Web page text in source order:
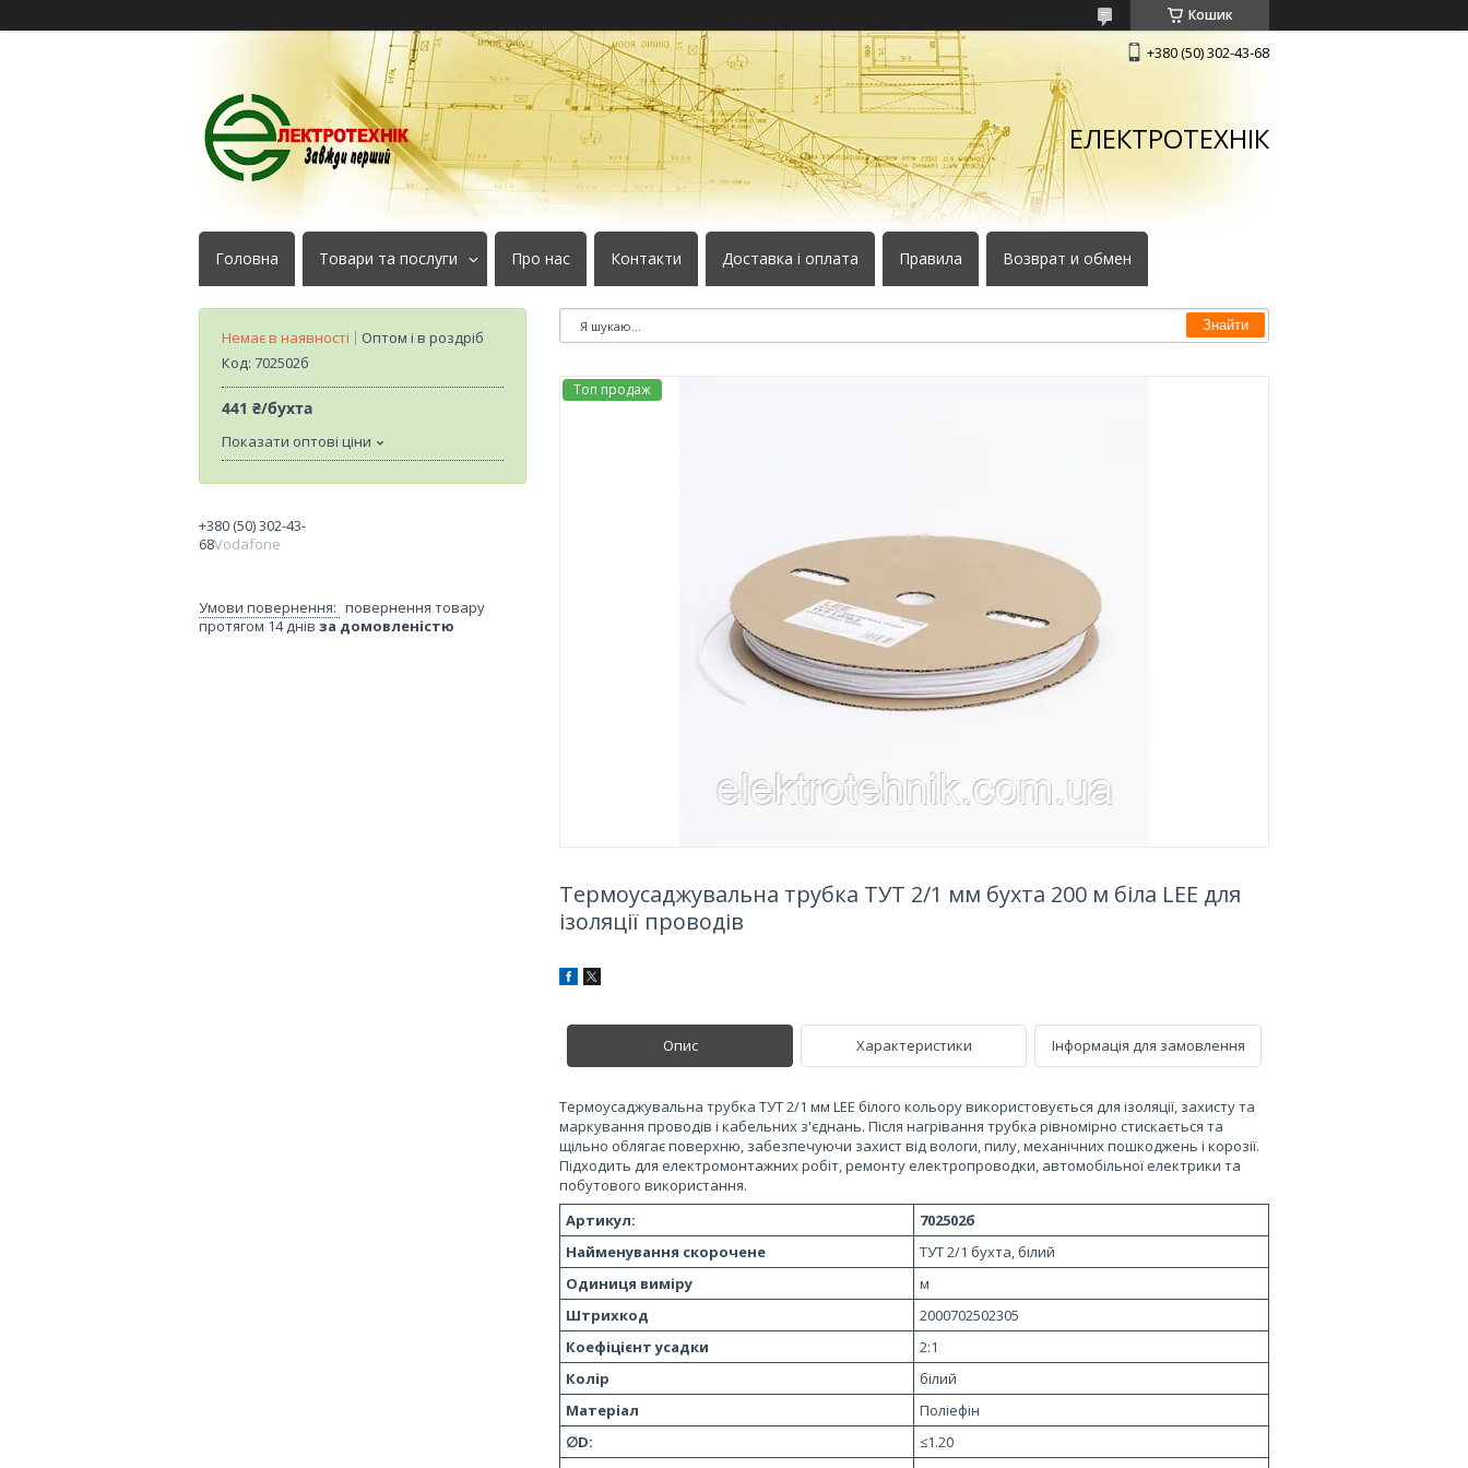
Кошик
+380 (50) 302-43-68
ЕЛЕКТРОТЕХНІК
Головна Товари та послуги Про нас Контакти Доставка і оплата Правила Возврат и обмен
Знайти
Топ продаж
Термоусаджувальна трубка ТУТ 2/1 мм бухта 200 м біла LEE для
ізоляції проводів
Опис Характеристики Інформація для замовлення
Термоусаджувальна трубка ТУТ 2/1 мм LEE білого кольору використовується для ізоляції, захисту та
маркування проводів і кабельних з'єднань. Після нагрівання трубка рівномірно стискається та
щільно облягає поверхню, забезпечуючи захист від вологи, пилу, механічних пошкоджень і корозії.
Підходить для електромонтажних робіт, ремонту електропроводки, автомобільної електрики та
побутового використання.
Артикул:
702502б
Найменування скорочене
ТУТ 2/1 бухта, білий
Одиниця виміру
м
Штрихкод
2000702502305
Коефіцієнт усадки
2:1
Колір
білий
Матеріал
Поліефін
∅D:
≤1.20
Немає в наявності
Оптом і в роздріб
Код: 702502б
441 ₴/бухта
Показати оптові ціни
+380 (50) 302-43-
68Vodafone
повернення товару
протягом 14 днів за домовленістю